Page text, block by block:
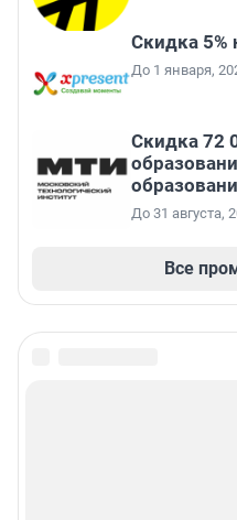
Скидка 5%
До 1 января,
Скидка 72
До 31 августа,
Все